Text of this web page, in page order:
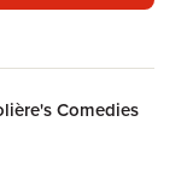
Comedies